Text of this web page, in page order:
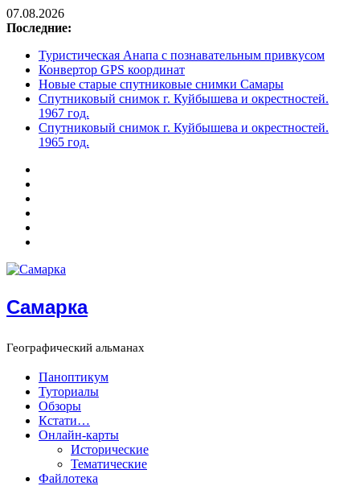
07.08.2026
Последние:
Туристическая Анапа с познавательным привкусом
Конвертор GPS координат
Новые старые спутниковые снимки Самары
Спутниковый снимок г. Куйбышева и окрестностей.
1967 год.
Спутниковый снимок г. Куйбышева и окрестностей.
1965 год.
Самарка
Географический альманах
Паноптикум
Туториалы
Обзоры
Кстати…
Онлайн-карты
Исторические
Тематические
Файлотека